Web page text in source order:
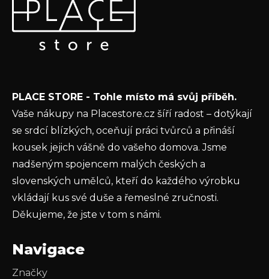
Vložte svůj e-mail a my vám budeme zasílat informace o
nových produktech na našem e-shopu.
ochrany osobních údajů
PŘIHLÁSIT SE
PLACE STORE - Tohle místo má svůj příběh.
Vaše nákupy na Placestore.cz šíří radost – dotýkají
se srdcí blízkých, oceňují práci tvůrců a přináší
kousek jejich vášně do vašeho domova. Jsme
nadšeným spojencem malých českých a
slovenských umělců, kteří do každého výrobku
vkládají kus své duše a řemeslné zručnosti.
Děkujeme, že jste v tom s námi.
Navigace
Značky